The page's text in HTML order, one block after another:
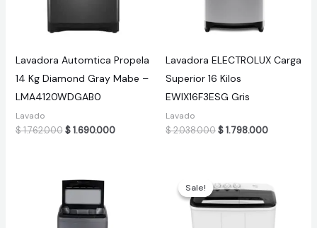
Lavadora Automtica Propela
14 Kg Diamond Gray Mabe –
LMA4120WDGAB0
Lavado
$1.762.000 Original
$1.690.000Current
Lavadora ELECTROLUX Carga
Superior 16 Kilos
EWIX16F3ESG Gris
Lavado
$2.038.000Original
$1.798.000Current
Sale!
Sale!